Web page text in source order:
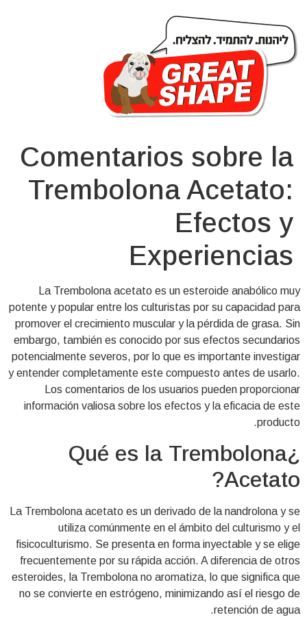
Comentarios sobre la
Trembolona Acetato:
Efectos y
Experiencias
La Trembolona acetato es un esteroide anabólico muy
potente y popular entre los culturistas por su capacidad para
promover el crecimiento muscular y la pérdida de grasa. Sin
embargo, también es conocido por sus efectos secundarios
potencialmente severos, por lo que es importante investigar
y entender completamente este compuesto antes de usarlo.
Los comentarios de los usuarios pueden proporcionar
información valiosa sobre los efectos y la eficacia de este
producto.
¿Qué es la Trembolona
Acetato?
La Trembolona acetato es un derivado de la nandrolona y se
utiliza comúnmente en el ámbito del culturismo y el
fisicoculturismo. Se presenta en forma inyectable y se elige
frecuentemente por su rápida acción. A diferencia de otros
esteroides, la Trembolona no aromatiza, lo que significa que
no se convierte en estrógeno, minimizando así el riesgo de
retención de agua.